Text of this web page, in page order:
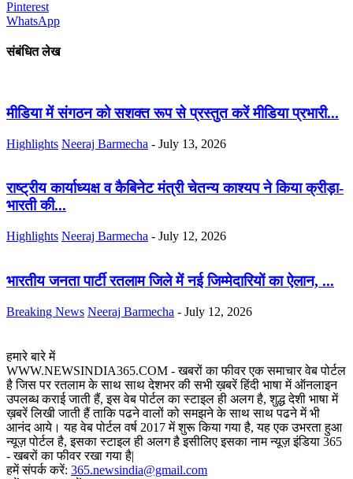
Pinterest
WhatsApp
संबंधित लेख
मीडिया में संगठन को सशक्त रूप से प्रस्तुत करें मीडिया प्रभारी...
Highlights Neeraj Barmecha - July 13, 2026
राष्ट्रीय कार्याध्यक्ष व कैबिनेट मंत्री चेतन्य काश्यप ने किया क्रीड़ा-
भारती की...
Highlights Neeraj Barmecha - July 12, 2026
भारतीय जनता पार्टी रतलाम जिले में नई जिम्मेदारियों का ऐलान, ...
Breaking News Neeraj Barmecha - July 12, 2026
हमारे बारे में
WWW.NEWSINDIA365.COM - खबरों का फीवर एक समाचार वेब पोर्टल
है जिस पर रतलाम के साथ साथ देशभर की सभी ख़बरें हिंदी भाषा में ऑनलाइन
उपलब्ध कराई जाती हैं, इस वेब पोर्टल का स्टाइल ही अलग है, शुद्ध देशी भाषा में
ख़बरें लिखी जाती हैं ताकि पढने वालों को समझने के साथ साथ पढने में भी
आनंद आये। यह वेब पोर्टल वर्ष 2017 में शुरू किया गया है, यह एक उभरता हुआ
न्यूज़ पोर्टल है, इसका स्टाइल ही अलग है इसीलिए इसका नाम न्यूज़ इंडिया 365
- खबरों का फीवर रखा गया है|
हमें संपर्क करें: 365.newsindia@gmail.com